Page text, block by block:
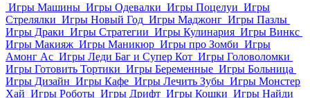
Игры Машины Игры Одевалки Игры Поцелуи Игры
Стрелялки Игры Новый Год Игры Маджонг Игры Пазлы
Игры Драки Игры Стратегии Игры Кулинария Игры Винкс
Игры Макияж Игры Маникюр Игры про Зомби Игры
Амонг Ас Игры Леди Баг и Супер Кот Игры Головоломки
Игры Готовить Тортики Игры Беременные Игры Больница
Игры Дизайн Игры Кафе Игры Лечить Зубы Игры Монстер
Хай Игры Роботы Игры Дрифт Игры Кошки Игры Найди